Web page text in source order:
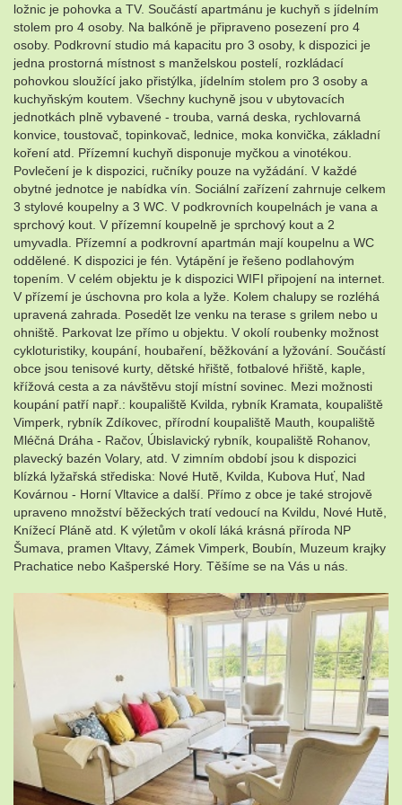
ložnic je pohovka a TV. Součástí apartmánu je kuchyň s jídelním
stolem pro 4 osoby. Na balkóně je připraveno posezení pro 4
osoby. Podkrovní studio má kapacitu pro 3 osoby, k dispozici je
jedna prostorná místnost s manželskou postelí, rozkládací
pohovkou sloužící jako přistýlka, jídelním stolem pro 3 osoby a
kuchyňským koutem. Všechny kuchyně jsou v ubytovacích
jednotkách plně vybavené - trouba, varná deska, rychlovarná
konvice, toustovač, topinkovač, lednice, moka konvička, základní
koření atd. Přízemní kuchyň disponuje myčkou a vinotékou.
Povlečení je k dispozici, ručníky pouze na vyžádání. V každé
obytné jednotce je nabídka vín. Sociální zařízení zahrnuje celkem
3 stylové koupelny a 3 WC. V podkrovních koupelnách je vana a
sprchový kout. V přízemní koupelně je sprchový kout a 2
umyvadla. Přízemní a podkrovní apartmán mají koupelnu a WC
oddělené. K dispozici je fén. Vytápění je řešeno podlahovým
topením. V celém objektu je k dispozici WIFI připojení na internet.
V přízemí je úschovna pro kola a lyže. Kolem chalupy se rozléhá
upravená zahrada. Posedět lze venku na terase s grilem nebo u
ohniště. Parkovat lze přímo u objektu. V okolí roubenky možnost
cykloturistiky, koupání, houbaření, běžkování a lyžování. Součástí
obce jsou tenisové kurty, dětské hřiště, fotbalové hřiště, kaple,
křížová cesta a za návštěvu stojí místní sovinec. Mezi možnosti
koupání patří např.: koupaliště Kvilda, rybník Kramata, koupaliště
Vimperk, rybník Zdíkovec, přírodní koupaliště Mauth, koupaliště
Mléčná Dráha - Račov, Úbislavický rybník, koupaliště Rohanov,
plavecký bazén Volary, atd. V zimním období jsou k dispozici
blízká lyžařská střediska: Nové Hutě, Kvilda, Kubova Huť, Nad
Kovárnou - Horní Vltavice a další. Přímo z obce je také strojově
upraveno množství běžeckých tratí vedoucí na Kvildu, Nové Hutě,
Knížecí Pláně atd. K výletům v okolí láká krásná příroda NP
Šumava, pramen Vltavy, Zámek Vimperk, Boubín, Muzeum krajky
Prachatice nebo Kašperské Hory. Těšíme se na Vás u nás.